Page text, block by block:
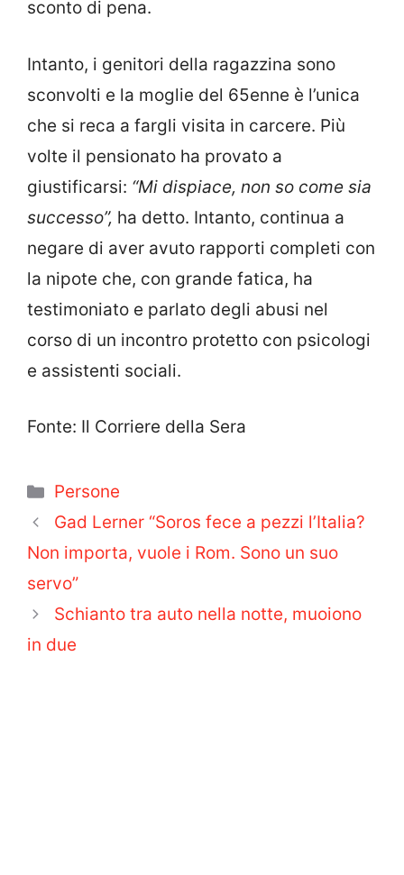
sconto di pena.
Intanto, i genitori della ragazzina sono
sconvolti e la moglie del 65enne è l’unica
che si reca a fargli visita in carcere. Più
volte il pensionato ha provato a
giustificarsi: “Mi dispiace, non so come sia
successo”, ha detto. Intanto, continua a
negare di aver avuto rapporti completi con
la nipote che, con grande fatica, ha
testimoniato e parlato degli abusi nel
corso di un incontro protetto con psicologi
e assistenti sociali.
Fonte: Il Corriere della Sera
Categorie
Persone
Gad Lerner “Soros fece a pezzi l’Italia?
Non importa, vuole i Rom. Sono un suo
servo”
Schianto tra auto nella notte, muoiono
in due